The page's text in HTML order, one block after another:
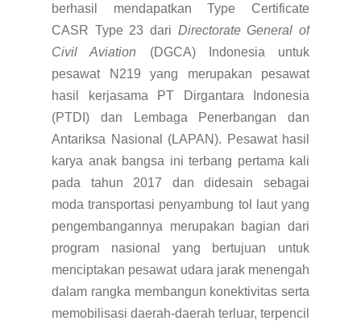
berhasil mendapatkan Type Certificate
CASR Type 23 dari Directorate General of
Civil Aviation (DGCA) Indonesia untuk
pesawat N219 yang merupakan pesawat
hasil kerjasama PT Dirgantara Indonesia
(PTDI) dan Lembaga Penerbangan dan
Antariksa Nasional (LAPAN). Pesawat hasil
karya anak bangsa ini terbang pertama kali
pada tahun 2017 dan didesain sebagai
moda transportasi penyambung tol laut yang
pengembangannya merupakan bagian dari
program nasional yang bertujuan untuk
menciptakan pesawat udara jarak menengah
dalam rangka membangun konektivitas serta
memobilisasi daerah-daerah terluar, terpencil